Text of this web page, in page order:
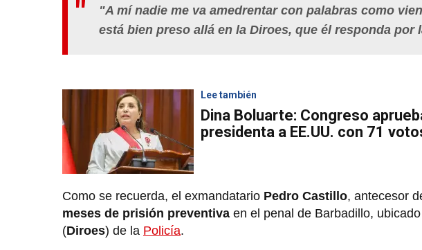
"A mí nadie me va amedrentar con palabras como
está bien preso allá en la Diroes, que él responda
Lee también
Dina Boluarte: Congreso
presidenta a EE.UU. con 71
Como se recuerda, el exmandatario Pedro Castillo, antecesor
meses de prisión preventiva en el penal de Barbadillo,
(Diroes) de la Policía.